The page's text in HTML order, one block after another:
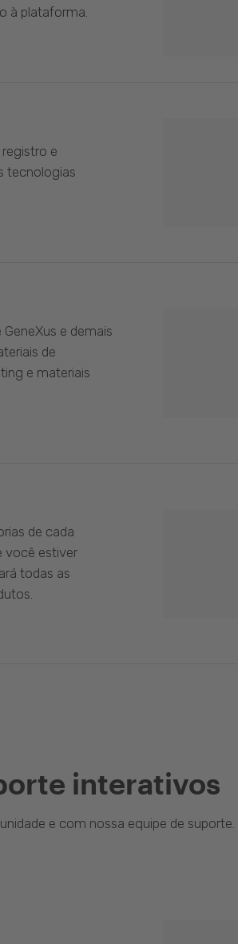
à plataforma.
e
tecnologias
e demais
de
e materiais
de cada
você estiver
todas as
interativos
e com nossa equipe de suporte.